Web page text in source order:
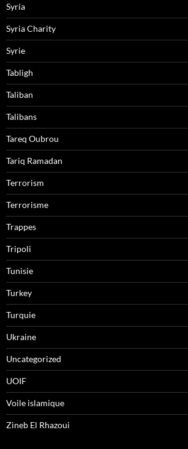
Syria
Syria Charity
Syrie
Tabligh
Taliban
Talibans
Tareq Oubrou
Tariq Ramadan
Terrorism
Terrorisme
Trappes
Tripoli
Tunisie
Turkey
Turquie
Ukraine
Uncategorized
UOIF
Voile islamique
Zineb El Rhazoui